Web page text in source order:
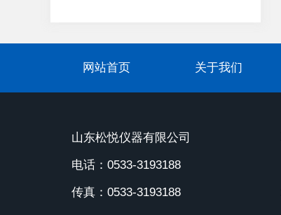
网站首页 关于我们
山东松悦仪器有限公司
电话：0533-3193188
传真：0533-3193188